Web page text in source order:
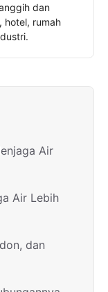
dan
hotel, rumah
Air
Air Lebih
dan